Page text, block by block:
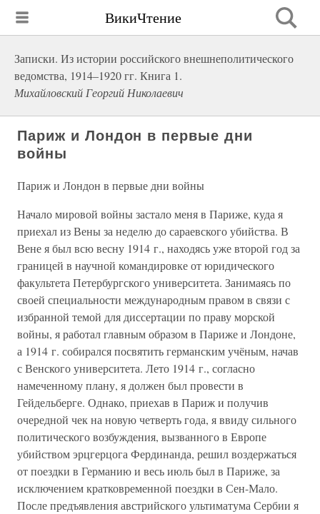
ВикиЧтение
Записки. Из истории российского внешнеполитического
ведомства, 1914–1920 гг. Книга 1.
Михайловский Георгий Николаевич
Париж и Лондон в первые дни
войны
Париж и Лондон в первые дни войны
Начало мировой войны застало меня в Париже, куда я
приехал из Вены за неделю до сараевского убийства. В
Вене я был всю весну 1914 г., находясь уже второй год за
границей в научной командировке от юридического
факультета Петербургского университета. Занимаясь по
своей специальности международным правом в связи с
избранной темой для диссертации по праву морской
войны, я работал главным образом в Париже и Лондоне,
а 1914 г. собирался посвятить германским учёным, начав
с Венского университета. Лето 1914 г., согласно
намеченному плану, я должен был провести в
Гейдельберге. Однако, приехав в Париж и получив
очередной чек на новую четверть года, я ввиду сильного
политического возбуждения, вызванного в Европе
убийством эрцгерцога Фердинанда, решил воздержаться
от поездки в Германию и весь июль был в Париже, за
исключением кратковременной поездки в Сен-Мало.
После предъявления австрийского ультиматума Сербии я